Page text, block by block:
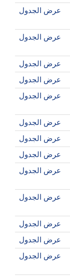
عرض الجدول
عرض الجدول
عرض الجدول
عرض الجدول
عرض الجدول
عرض الجدول
عرض الجدول
عرض الجدول
عرض الجدول
عرض الجدول
عرض الجدول
عرض الجدول
عرض الجدول